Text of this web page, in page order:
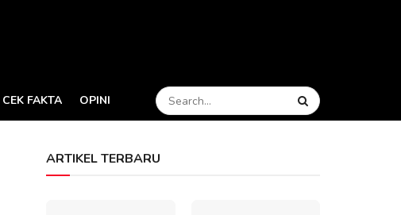
CEK FAKTA OPINI
ARTIKEL TERBARU